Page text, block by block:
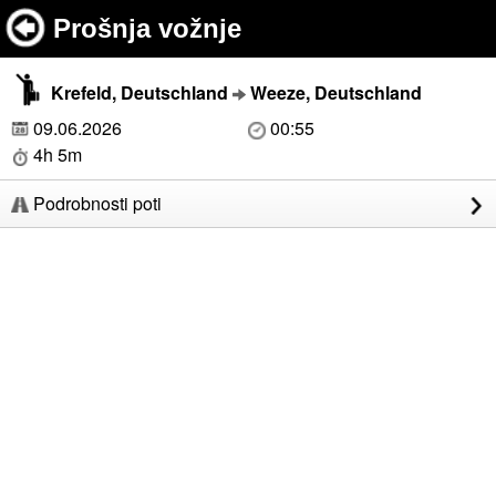
Prošnja vožnje
Krefeld, Deutschland
Weeze, Deutschland
09.06.2026
00:55
4h 5m
Podrobnosti poti